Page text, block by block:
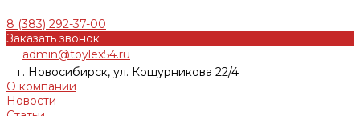
8 (383) 292-37-00
Заказать звонок
admin@toylex54.ru
г. Новосибирск, ул. Кошурникова 22/4
О компании
Новости